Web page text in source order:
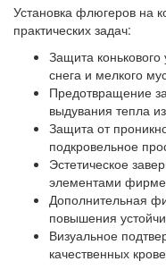
Установка флюгеров на
практических задач:
Защита
снега и мелкого
Предотвращение
выдувания тепла
Защита от
подкровельное
Эстетическое
элементами
Дополнительная
повышения
Визуальное
качественных